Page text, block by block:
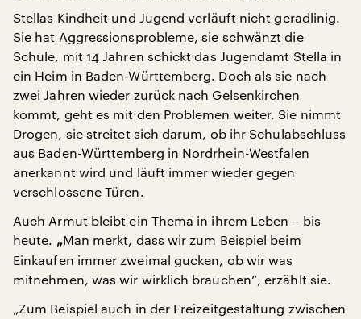
Stellas Kindheit und Jugend verläuft nicht geradlinig.
Sie hat Aggressionsprobleme, sie schwänzt die
Schule, mit 14 Jahren schickt das Jugendamt Stella in
ein Heim in Baden-Württemberg. Doch als sie nach
zwei Jahren wieder zurück nach Gelsenkirchen
kommt, geht es mit den Problemen weiter. Sie nimmt
Drogen, sie streitet sich darum, ob ihr Schulabschluss
aus Baden-Württemberg in Nordrhein-Westfalen
anerkannt wird und läuft immer wieder gegen
verschlossene Türen.
Auch Armut bleibt ein Thema in ihrem Leben – bis
heute. „Man merkt, dass wir zum Beispiel beim
Einkaufen immer zweimal gucken, ob wir was
mitnehmen, was wir wirklich brauchen“, erzählt sie.
„Zum Beispiel auch in der Freizeitgestaltung zwischen